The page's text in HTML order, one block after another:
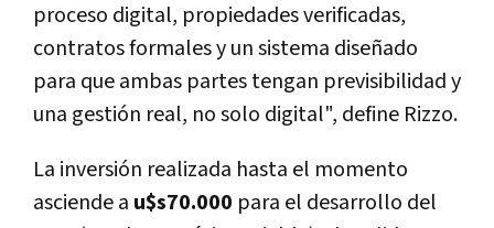
proceso digital, propiedades verificadas,
contratos formales y un sistema diseñado
para que ambas partes tengan previsibilidad y
una gestión real, no solo digital", define Rizzo.
La inversión realizada hasta el momento
asciende a u$s70.000 para el desarrollo del